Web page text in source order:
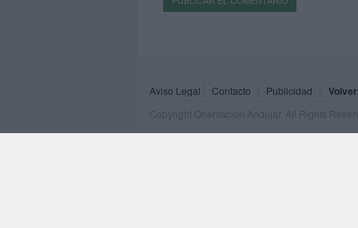
Aviso Legal Contacto Publicidad